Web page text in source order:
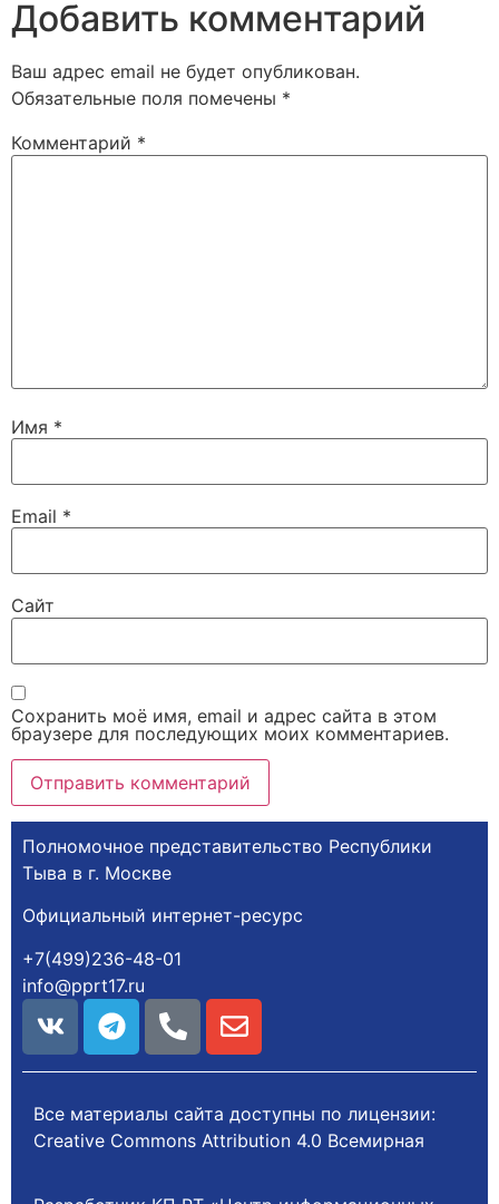
Добавить комментарий
Ваш адрес email не будет опубликован.
Обязательные поля помечены *
Комментарий *
Имя *
Email *
Сайт
Сохранить моё имя, email и адрес сайта в этом
браузере для последующих моих комментариев.
Полномочное представительство Республики
Тыва в г. Москве
Официальный интернет-ресурс
+7(499)236-48-01
info@pprt17.ru
Все материалы сайта доступны по лицензии:
Creative Commons Attribution 4.0 Всемирная